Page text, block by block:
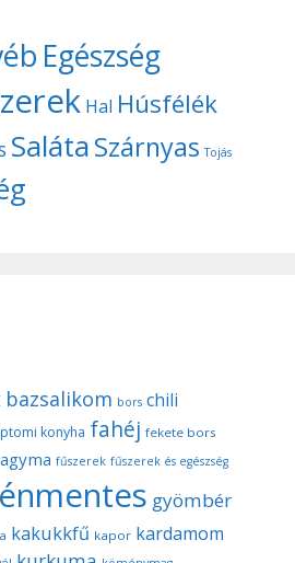
Egészség
Hal Húsfélék
SalátaSzárnyas Tojás
bazsalikom bors chili
konyha fahéj fekete bors
fűszerek fűszerek és egészség
gyömbér
kakukkfű kapor kardamom